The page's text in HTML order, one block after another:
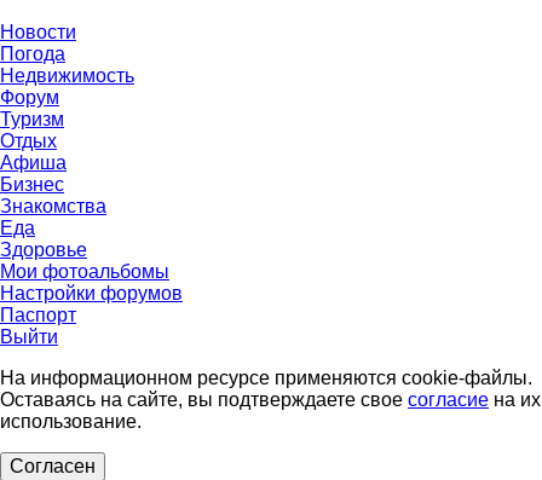
Новости
Погода
Недвижимость
Форум
Туризм
Отдых
Афиша
Бизнес
Знакомства
Еда
Здоровье
Мои фотоальбомы
Настройки форумов
Паспорт
Выйти
На информационном ресурсе применяются cookie-файлы.
Оставаясь на сайте, вы подтверждаете свое согласие на их
использование.
Согласен